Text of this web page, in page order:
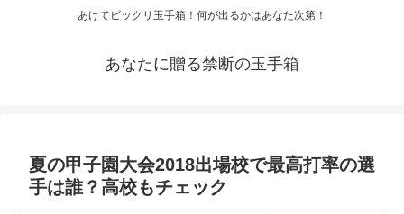
あけてビックリ玉手箱！何が出るかはあなた次第！
あなたに贈る禁断の玉手箱
夏の甲子園大会2018出場校で最高打率の選
手は誰？高校もチェック